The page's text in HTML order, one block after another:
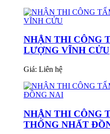
NHẬN THI CÔNG
LƯỢNG VĨNH CỬU
Giá: Liên hệ
NHẬN THI CÔNG
THỐNG NHẤT